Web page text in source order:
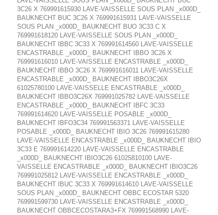
3C26 X 769991615930 LAVE-VAISSELLE SOUS PLAN _x000D_
BAUKNECHT BUC 3C26 X 769991615931 LAVE-VAISSELLE
SOUS PLAN _x000D_ BAUKNECHT BUO 3C33 C X
769991618120 LAVE-VAISSELLE SOUS PLAN _x000D_
BAUKNECHT IBBC 3C33 X 769991614560 LAVE-VAISSELLE
ENCASTRABLE _x000D_ BAUKNECHT IBBO 3C26 X
769991616010 LAVE-VAISSELLE ENCASTRABLE _x000D_
BAUKNECHT IBBO 3C26 X 769991616011 LAVE-VAISSELLE
ENCASTRABLE _x000D_ BAUKNECHT IBBO3C26X
61025780100 LAVE-VAISSELLE ENCASTRABLE _x000D_
BAUKNECHT IBBO3C26X 769991025782 LAVE-VAISSELLE
ENCASTRABLE _x000D_ BAUKNECHT IBFC 3C33
769991614620 LAVE-VAISSELLE POSABLE _x000D_
BAUKNECHT IBFO3C34 769991563371 LAVE-VAISSELLE
POSABLE _x000D_ BAUKNECHT IBIO 3C26 769991615280
LAVE-VAISSELLE ENCASTRABLE _x000D_ BAUKNECHT IBIO
3C33 E 769991614220 LAVE-VAISSELLE ENCASTRABLE
_x000D_ BAUKNECHT IBIO3C26 61025810100 LAVE-
VAISSELLE ENCASTRABLE _x000D_ BAUKNECHT IBIO3C26
769991025812 LAVE-VAISSELLE ENCASTRABLE _x000D_
BAUKNECHT IBUC 3C33 X 769991614610 LAVE-VAISSELLE
SOUS PLAN _x000D_ BAUKNECHT OBBC ECOSTAR 5320
769991599730 LAVE-VAISSELLE ENCASTRABLE _x000D_
BAUKNECHT OBBCECOSTARA3+FX 769991568990 LAVE-